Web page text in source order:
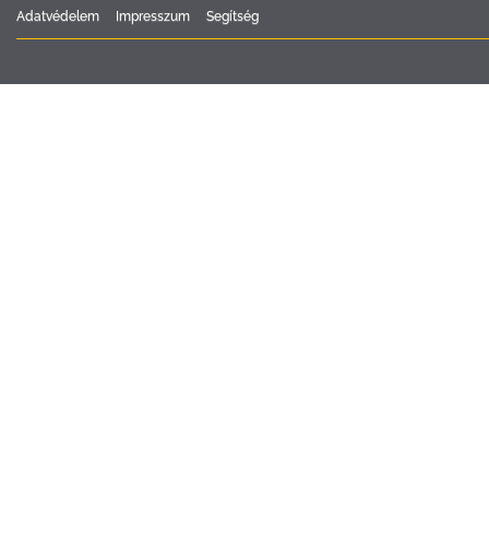
Adatvédelem Impresszum Segítség